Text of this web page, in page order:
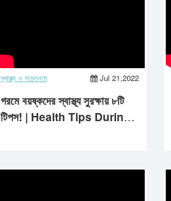
স্বাস্থ্য ও সচেতনতা Jul 21,2022
গরমে বয়ষ্কদের স্বাস্থ্য সুরক্ষায় ৮টি
টিপস! | Health Tips During